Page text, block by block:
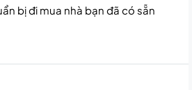
bị đi mua nhà bạn đã có sẵn